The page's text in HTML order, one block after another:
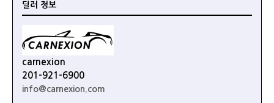
딜러 정보
carnexion
201-921-6900
info@carnexion.com